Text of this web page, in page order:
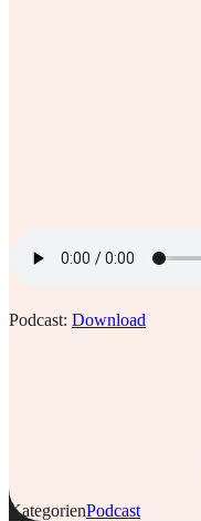
Podcast: Download
KategorienPodcast